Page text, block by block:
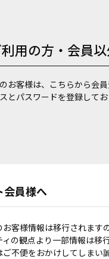
用の方・会員
お客様は、こちらから会員
とパスワードを登録して
会員様へ
客様情報は移行されます
の観点より一部情報は移
ご不便をおかけしてしまい